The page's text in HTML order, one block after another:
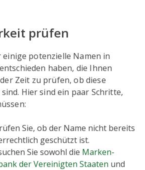
prüfen
einige potenzielle Namen in
haben, die Ihnen
Zeit zu prüfen, ob diese
Hier sind ein paar Schritte,
Sie, ob der Name nicht bereits
geschützt ist.
Sie sowohl die Marken-
der Vereinigten Staaten und